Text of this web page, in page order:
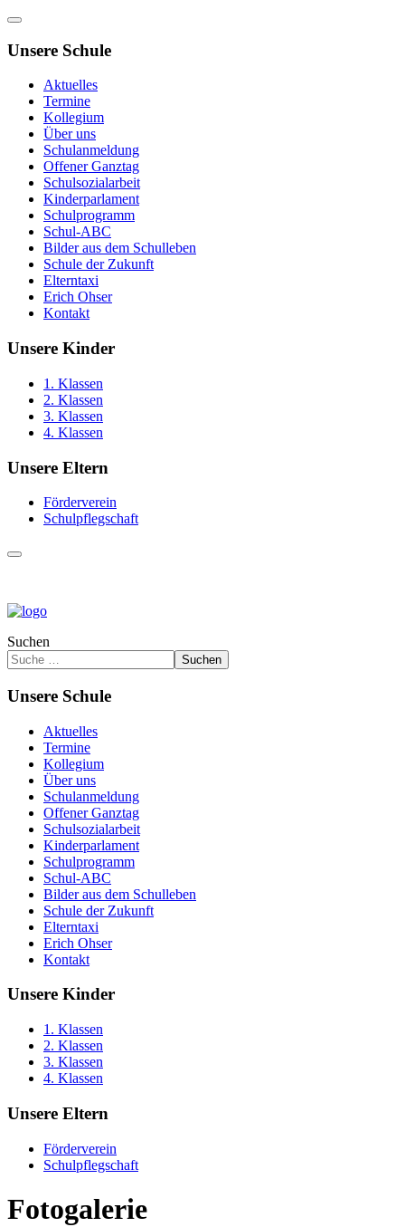
Unsere Schule
Aktuelles
Termine
Kollegium
Über uns
Schulanmeldung
Offener Ganztag
Schulsozialarbeit
Kinderparlament
Schulprogramm
Schul-ABC
Bilder aus dem Schulleben
Schule der Zukunft
Elterntaxi
Erich Ohser
Kontakt
Unsere Kinder
1. Klassen
2. Klassen
3. Klassen
4. Klassen
Unsere Eltern
Förderverein
Schulpflegschaft
Suchen
Suchen
Unsere Schule
Aktuelles
Termine
Kollegium
Über uns
Schulanmeldung
Offener Ganztag
Schulsozialarbeit
Kinderparlament
Schulprogramm
Schul-ABC
Bilder aus dem Schulleben
Schule der Zukunft
Elterntaxi
Erich Ohser
Kontakt
Unsere Kinder
1. Klassen
2. Klassen
3. Klassen
4. Klassen
Unsere Eltern
Förderverein
Schulpflegschaft
Fotogalerie